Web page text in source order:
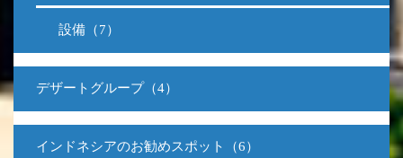
設備（7）
デザートグループ（4）
インドネシアのお勧めスポット（6）